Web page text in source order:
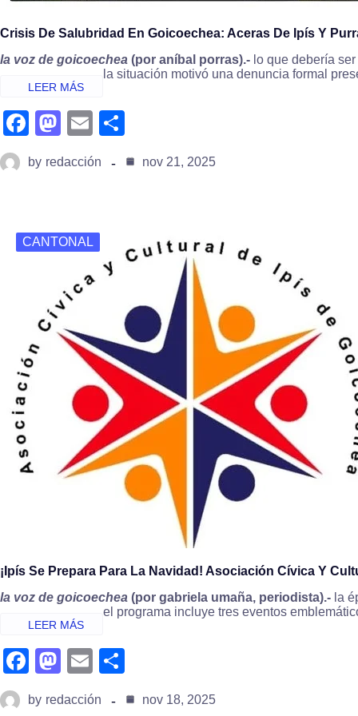
Crisis De Salubridad En Goicoechea: Aceras De Ipís Y
la voz de goicoechea (por aníbal porras).- lo que debería
la situación motivó una denuncia formal
fa
e
o
o
m
st
d
o
e
ail ar
by redacción nov 21, 2025
CANTONAL
¡Ipís Se Prepara Para La Navidad! Asociación Cívica Y
la voz de goicoechea (por gabriela umaña, periodista).- la
el programa incluye tres eventos
fa m e
by redacción nov 18, 2025